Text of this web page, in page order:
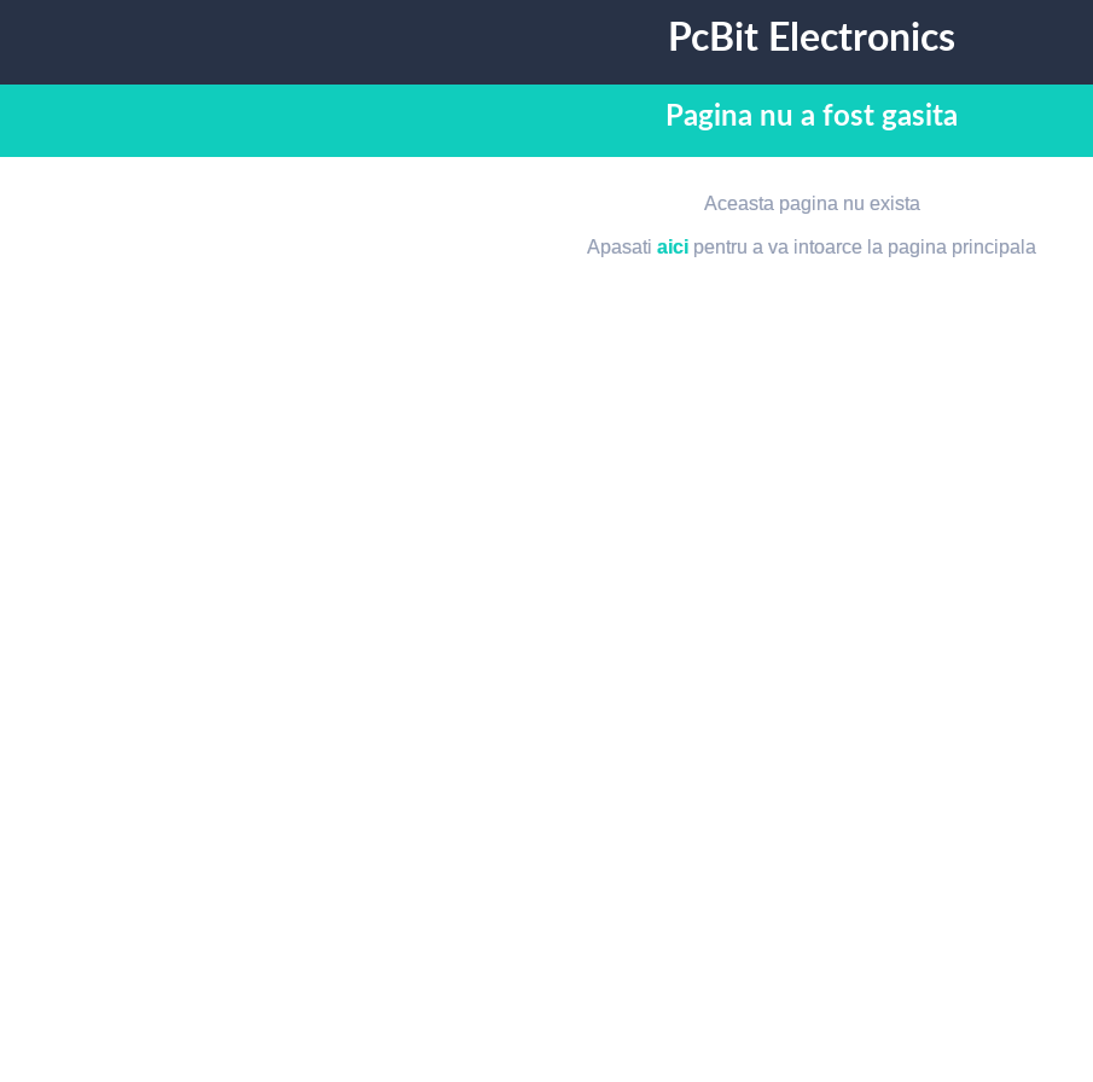
PcBit Electronics
Pagina nu a fost gasita
Aceasta pagina nu exista
Apasati aici pentru a va intoarce la pagina principala